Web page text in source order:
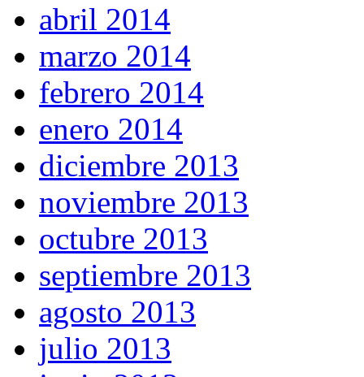
abril 2014
marzo 2014
febrero 2014
enero 2014
diciembre 2013
noviembre 2013
octubre 2013
septiembre 2013
agosto 2013
julio 2013